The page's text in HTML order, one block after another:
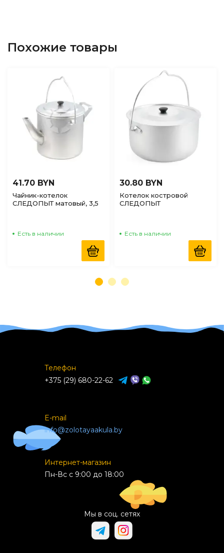
Похожие товары
41.70 BYN
Чайник-котелок
СЛЕДОПЫТ матовый, 3,5
Есть в наличии
30.80 BYN
Котелок костровой
СЛЕДОПЫТ
Есть в наличии
Телефон
+375 (29) 680-22-62
E-mail
info@zolotayaakula.by
Интернет-магазин
Пн-Вс с 9:00 до 18:00
Мы в соц. сетях